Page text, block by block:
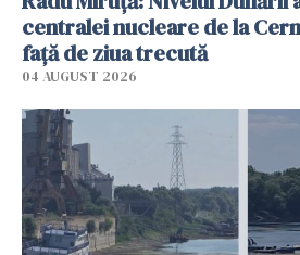
centralei nucleare de la
faţă de ziua trecută
04 AUGUST 2026